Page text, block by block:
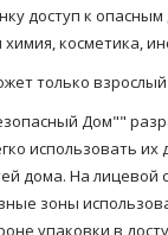
доступ к
косметика,
только взрослый
Дом""
использовать
дома. На лицевой
зоны
упаковки в